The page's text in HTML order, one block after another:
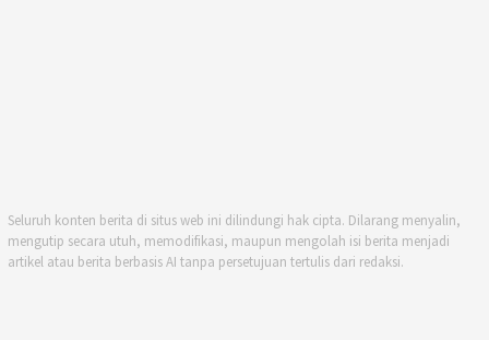
Seluruh konten berita di situs web ini dilindungi hak cipta. Dilarang menyalin,
mengutip secara utuh, memodifikasi, maupun mengolah isi berita menjadi
artikel atau berita berbasis AI tanpa persetujuan tertulis dari redaksi.